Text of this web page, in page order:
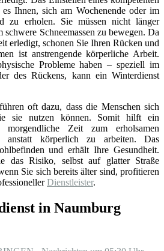
Ihnen, sich am Wochenende oder im
zu erholen. Sie müssen nicht länger
schwere Schneemassen zu bewegen. Da
erledigt, schonen Sie Ihren Rücken und
ist anstrengende körperliche Arbeit.
Probleme haben – speziell im
des Rückens, kann ein Winterdienst
führen oft dazu, dass die Menschen sich
sie nutzen können. Somit hilft ein
Zeit zum erholsamen
anstatt körperlich zu arbeiten. Das
und erhält Ihre Gesundheit.
das Risiko, selbst auf glatter Straße
Sie sich bereits älter sind, profitieren
Dienstleister.
in Naumburg